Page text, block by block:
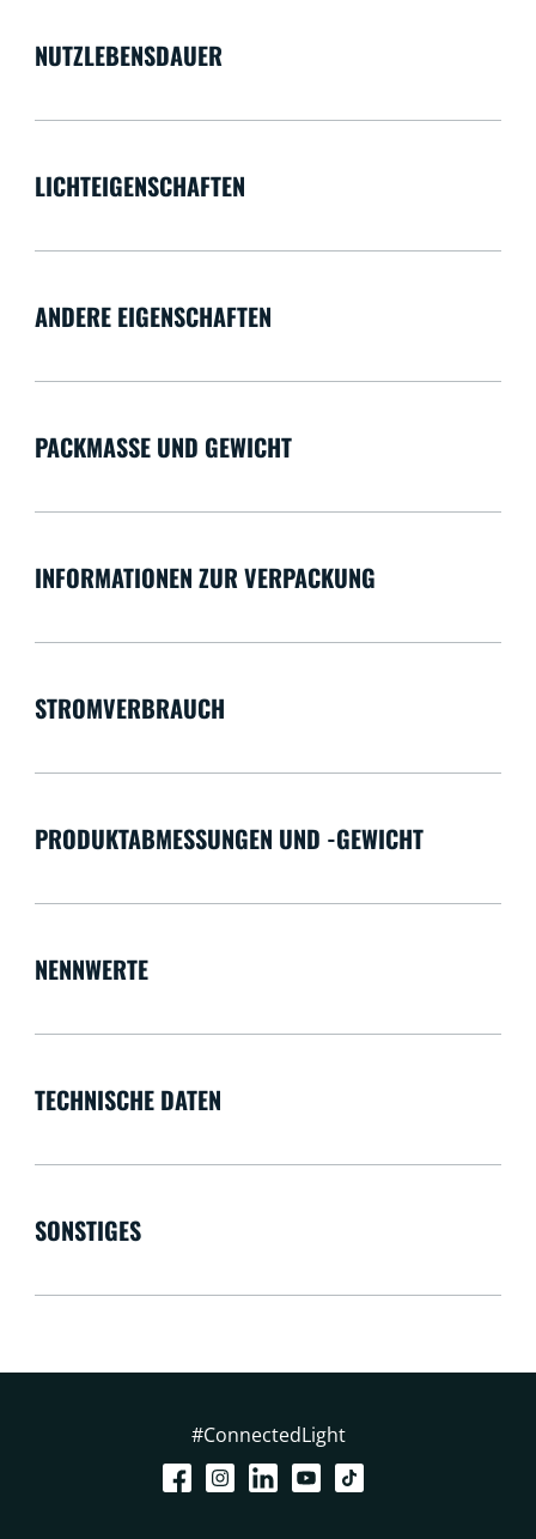
NUTZLEBENSDAUER
LICHTEIGENSCHAFTEN
ANDERE EIGENSCHAFTEN
PACKMASSE UND GEWICHT
INFORMATIONEN ZUR VERPACKUNG
STROMVERBRAUCH
PRODUKTABMESSUNGEN UND -GEWICHT
NENNWERTE
TECHNISCHE DATEN
SONSTIGES
#ConnectedLight